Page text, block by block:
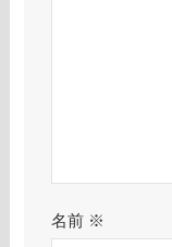
名前 ※